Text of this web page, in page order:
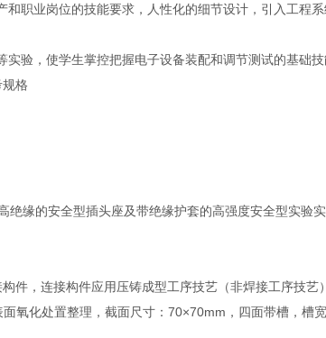
职业岗位的技能要求，人性化的细节设计，引入工程
验，使学生掌控把握电子设备装配和调节测试的基础
格
缘的安全型插头座及带绝缘护套的高强度安全型实验实
件，连接构件应用压铸成型工序技艺（非焊接工序技
氧化处置整理，截面尺寸：70×70mm，四面带槽，槽